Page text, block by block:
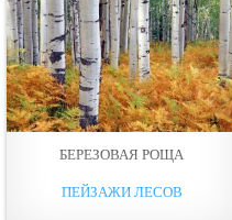
БЕРЕЗОВАЯ РОЩА
ПЕЙЗАЖИ ЛЕСОВ